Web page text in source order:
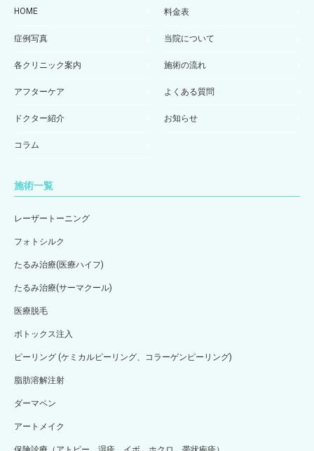
HOME 料金表
症例写真 当院について
各クリニック案内 施術の流れ
アフターケア よくある質問
ドクター紹介 お知らせ
コラム
施術一覧
レーザートーニング
フォトシルク
たるみ治療(医療ハイフ)
たるみ治療(サーマクール)
医療脱毛
ボトックス注入
ピーリング (ケミカルピーリング、コラーゲンピーリング)
脂肪溶解注射
ダーマペン
アートメイク